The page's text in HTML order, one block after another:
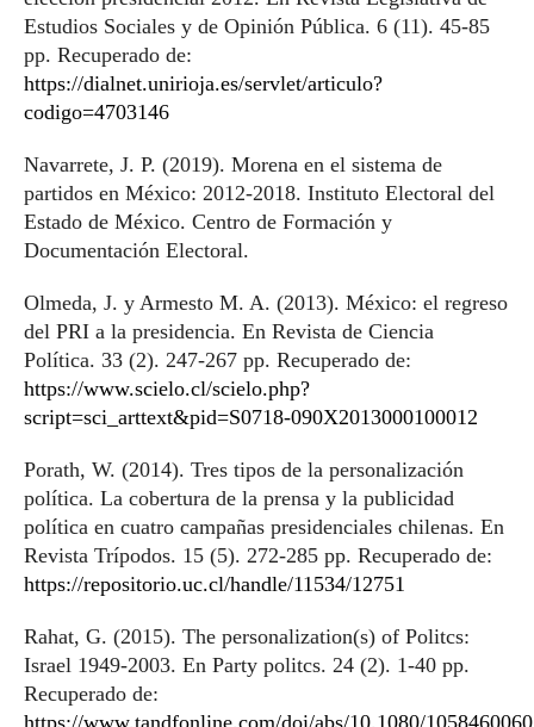
Estudios Sociales y de Opinión Pública. 6 (11). 45-85
pp. Recuperado de:
https://dialnet.unirioja.es/servlet/articulo?
codigo=4703146
Navarrete, J. P. (2019). Morena en el sistema de
partidos en México: 2012-2018. Instituto Electoral del
Estado de México. Centro de Formación y
Documentación Electoral.
Olmeda, J. y Armesto M. A. (2013). México: el regreso
del PRI a la presidencia. En Revista de Ciencia
Política. 33 (2). 247-267 pp. Recuperado de:
https://www.scielo.cl/scielo.php?
script=sci_arttext&pid=S0718-090X2013000100012
Porath, W. (2014). Tres tipos de la personalización
política. La cobertura de la prensa y la publicidad
política en cuatro campañas presidenciales chilenas. En
Revista Trípodos. 15 (5). 272-285 pp. Recuperado de:
https://repositorio.uc.cl/handle/11534/12751
Rahat, G. (2015). The personalization(s) of Politcs:
Israel 1949-2003. En Party politcs. 24 (2). 1-40 pp.
Recuperado de: